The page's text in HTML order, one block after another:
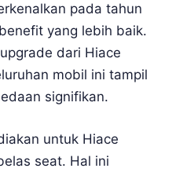
pada tahun
yang lebih baik.
dari Hiace
mobil ini tampil
signifikan.
untuk Hiace
seat. Hal ini